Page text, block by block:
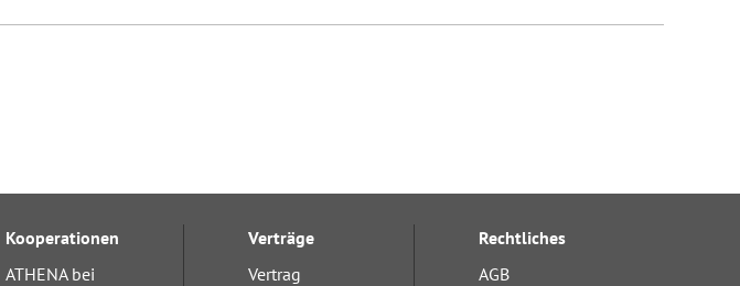
Kooperationen
ATHENA bei
Verträge
Vertrag
Rechtliches
AGB